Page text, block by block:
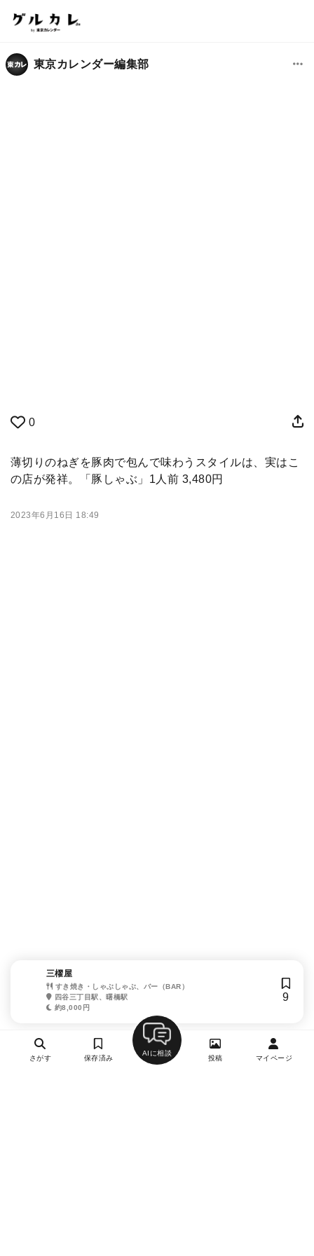
東京カレンダー編集部
0
薄切りのねぎを豚肉で包んで味わうスタイルは、実はこ
の店が発祥。「豚しゃぶ」1人前 3,480円
2023年6月16日 18:49
三櫂屋
すき焼き・しゃぶしゃぶ、バー（BAR）
四谷三丁目駅、曙橋駅
約8,000円
9
さがす 保存済み
AIに相談
投稿 マイページ